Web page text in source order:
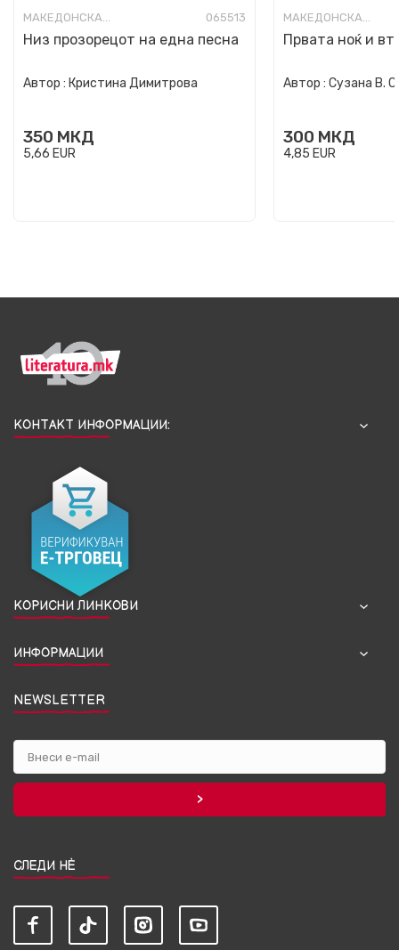
МАКЕДОНСКА ПОЕЗИЈА 065513
Низ прозорецот на една песна
Автор : Кристина Димитрова
350 МКД
5,66 EUR
МАКЕДОНСКА ПОЕЗИЈА
Првата ноќ и
Автор : Сузана В.
300 МКД
4,85 EUR
КОНТАКТ ИНФОРМАЦИИ:
КОРИСНИ ЛИНКОВИ
ИНФОРМАЦИИ
NEWSLETTER
СЛЕДИ НЀ